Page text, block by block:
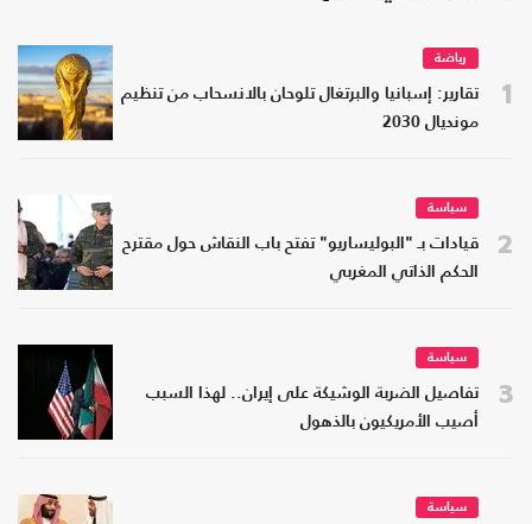
1
رياضة
تقارير: إسبانيا والبرتغال تلوحان بالانسحاب من تنظيم
مونديال 2030
2
سياسة
قيادات بـ "البوليساريو" تفتح باب النقاش حول مقترح
الحكم الذاتي المغربي
3
سياسة
تفاصيل الضربة الوشيكة على إيران.. لهذا السبب
أصيب الأمريكيون بالذهول
سياسة